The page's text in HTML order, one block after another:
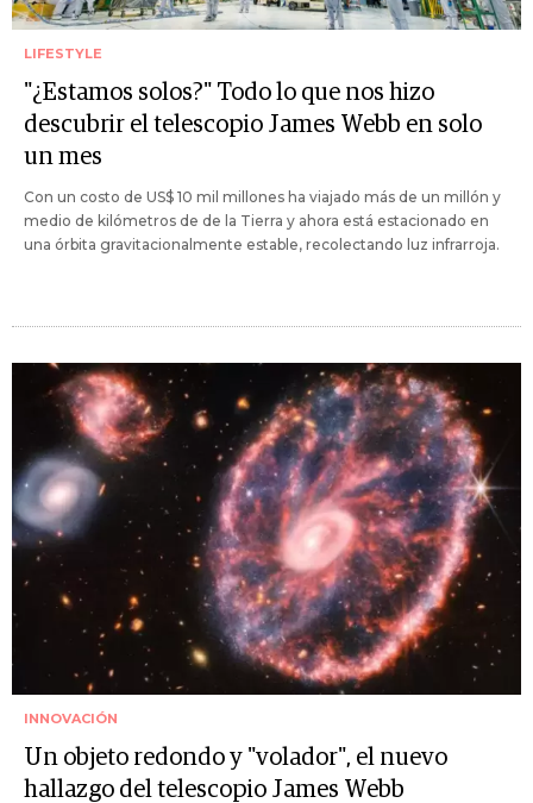
LIFESTYLE
"¿Estamos solos?" Todo lo que nos hizo
descubrir el telescopio James Webb en solo
un mes
Con un costo de US$ 10 mil millones ha viajado más de un millón y
medio de kilómetros de de la Tierra y ahora está estacionado en
una órbita gravitacionalmente estable, recolectando luz infrarroja.
INNOVACIÓN
Un objeto redondo y "volador", el nuevo
hallazgo del telescopio James Webb